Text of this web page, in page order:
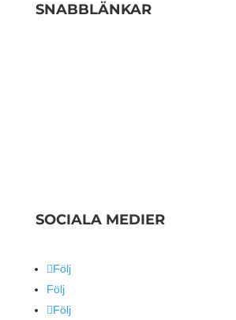
SNABBLÄNKAR
SOCIALA MEDIER
Följ
Följ
Följ